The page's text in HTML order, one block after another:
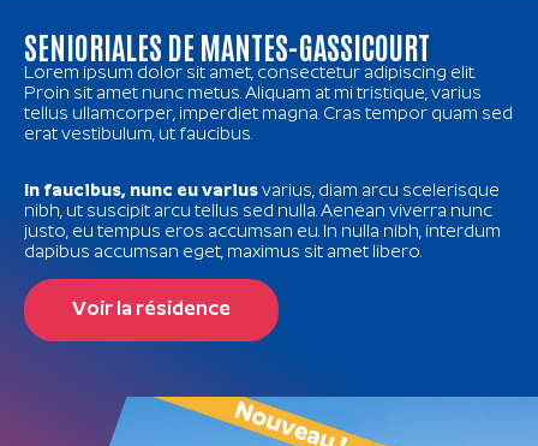
SENIORIALES DE MANTES-GASSICOURT
Lorem ipsum dolor sit amet, consectetur adipiscing elit.
Proin sit amet nunc metus. Aliquam at mi tristique, varius
tellus ullamcorper, imperdiet magna. Cras tempor quam sed
erat vestibulum, ut faucibus.
In faucibus, nunc eu varius varius, diam arcu scelerisque
nibh, ut suscipit arcu tellus sed nulla. Aenean viverra nunc
justo, eu tempus eros accumsan eu. In nulla nibh, interdum
dapibus accumsan eget, maximus sit amet libero.
Voir la résidence